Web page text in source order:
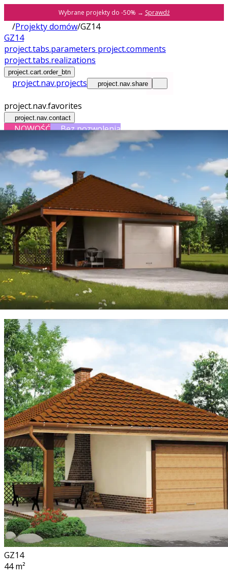
Wybrane projekty do -50% → Sprawdź
/Projekty domów/GZ14
GZ14
project.tabs.parameters project.comments
project.tabs.realizations
project.cart.order_btn
project.nav.projects project.nav.share
project.nav.favorites
project.nav.contact
NOWOŚĆ Bez pozwolenia
GZ14
44m²